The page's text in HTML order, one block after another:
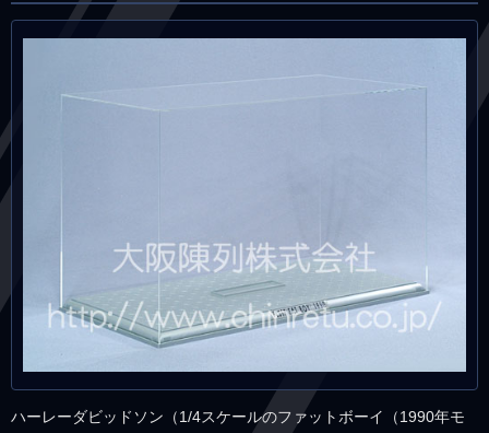
ハーレーダビッドソン（1/4スケールのファットボーイ（1990年モ